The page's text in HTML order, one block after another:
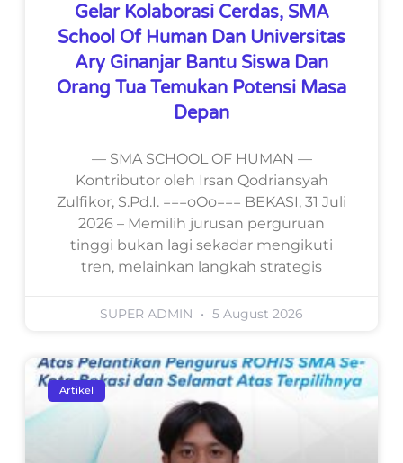
Gelar Kolaborasi Cerdas, SMA
School Of Human Dan Universitas
Ary Ginanjar Bantu Siswa Dan
Orang Tua Temukan Potensi Masa
Depan
— SMA SCHOOL OF HUMAN —
Kontributor oleh Irsan Qodriansyah
Zulfikor, S.Pd.I. ===oOo=== BEKASI, 31 Juli
2026 – Memilih jurusan perguruan
tinggi bukan lagi sekadar mengikuti
tren, melainkan langkah strategis
SUPER ADMIN 5 August 2026
Artikel